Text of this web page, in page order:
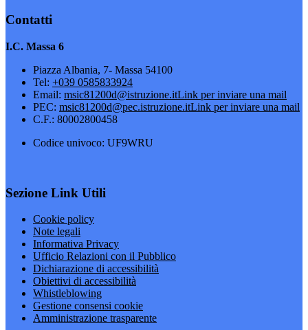
Contatti
I.C. Massa 6
Piazza Albania, 7- Massa 54100
Tel: +039 0585833924
Email: msic81200d@istruzione.itLink per inviare una mail
PEC: msic81200d@pec.istruzione.itLink per inviare una mail
C.F.: 80002800458
Codice univoco: UF9WRU
Sezione Link Utili
Cookie policy
Note legali
Informativa Privacy
Ufficio Relazioni con il Pubblico
Dichiarazione di accessibilità
Obiettivi di accessibilità
Whistleblowing
Gestione consensi cookie
Amministrazione trasparente